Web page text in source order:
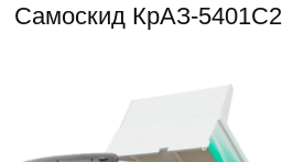
Самоскид КрАЗ-5401C2